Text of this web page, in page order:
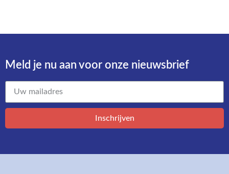
Meld je nu aan voor onze nieuwsbrief​
Inschrijven